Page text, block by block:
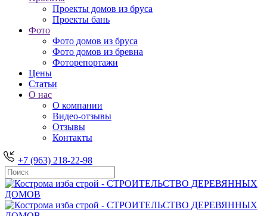
Проекты домов из бруса
Проекты бань
Фото
Фото домов из бруса
Фото домов из бревна
Фоторепортажи
Цены
Статьи
О нас
О компании
Видео-отзывы
Отзывы
Контакты
+7 (963) 218-22-98